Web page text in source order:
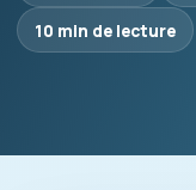
10 min de lecture